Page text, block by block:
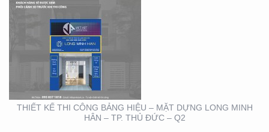
THIẾT KẾ THI CÔNG BẢNG HIỆU – MẶT DỰNG LONG MINH
HÂN – TP. THỦ ĐỨC – Q2
THIẾT KẾ THIỆP ĐIỆN
TỬ ĐỘC ĐÁO , ẤN
TƯỢNG